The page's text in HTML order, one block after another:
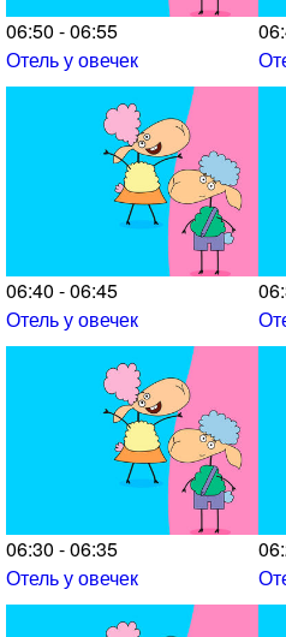
06:50 - 06:55
Отель у овечек
06:40 - 06:45
Отель у овечек
06:30 - 06:35
Отель у овечек